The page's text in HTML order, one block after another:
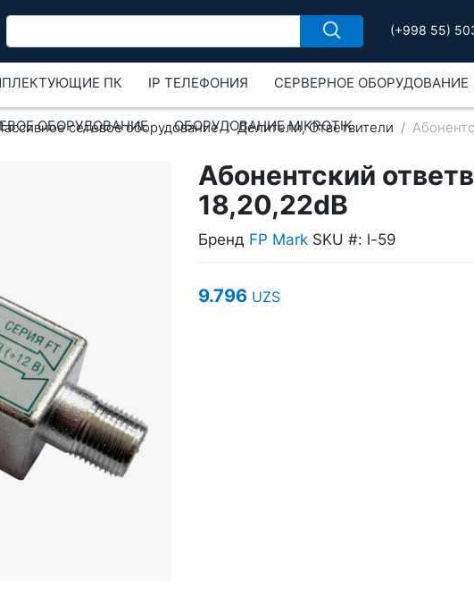
(+998 55)
ПК IP ТЕЛЕФОНИЯ СЕРВЕРНОЕ ОБОРУДОВАНИЕ
ОБОРУДОВАНИЕ ОБОРУДОВАНИЕ MIKROTIK
сетевое оборудование Делители, Ответвители
Абонентский
18,20,22dB
Бренд FP Mark SKU #: l-59
9.796 UZS